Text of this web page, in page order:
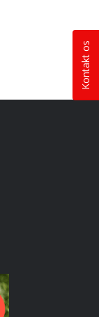
Kontakt os